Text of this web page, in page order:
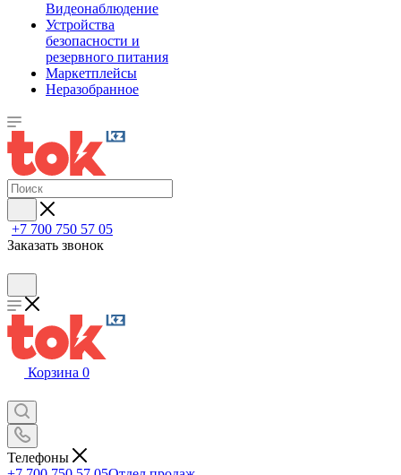
Видеонаблюдение
Устройства
безопасности и
резервного питания
Маркетплейсы
Неразобранное
+7 700 750 57 05
Заказать звонок
Корзина 0
Телефоны